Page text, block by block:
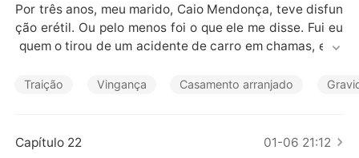
Contos Curtos
Por três anos, meu marido, Caio Mendonça, teve disfun
ção erétil. Ou pelo menos foi o que ele me disse. Fui eu
quem o tirou de um acidente de carro em chamas, e es
e o salvaram.
ada, Júlia. Ele confessou que sua condição era uma me
Traição Vingança Casamento arranjado
Capítulo 22 01-06 21:12